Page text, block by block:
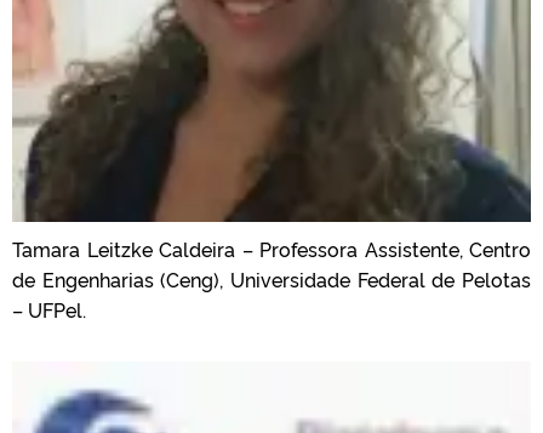
Tamara Leitzke Caldeira – Professora Assistente, Centro
de Engenharias (Ceng), Universidade Federal de Pelotas
– UFPel.